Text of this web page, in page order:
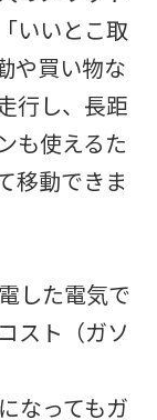
いいとこ取
や買い物な
行し、長距
も使えるた
移動できま
した電気で
スト（ガソ
なってもガ